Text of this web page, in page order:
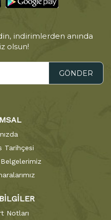
indirimlerden anında
olsun!
GÖNDER
Tarihçesi
Notları